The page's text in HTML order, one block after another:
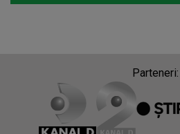
Parteneri: